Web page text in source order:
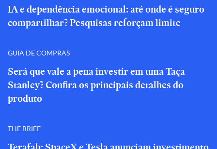
IA e dependência emocional: até onde é seguro
compartilhar? Pesquisas reforçam limite
GUIA DE COMPRAS
Será que vale a pena investir em uma Taça
Stanley? Confira os principais detalhes do
produto
THE BRIEF